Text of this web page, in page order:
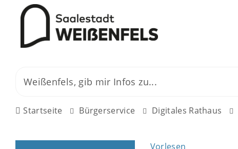
Startseite Bürgerservice Digitales Rathaus
Vorlesen